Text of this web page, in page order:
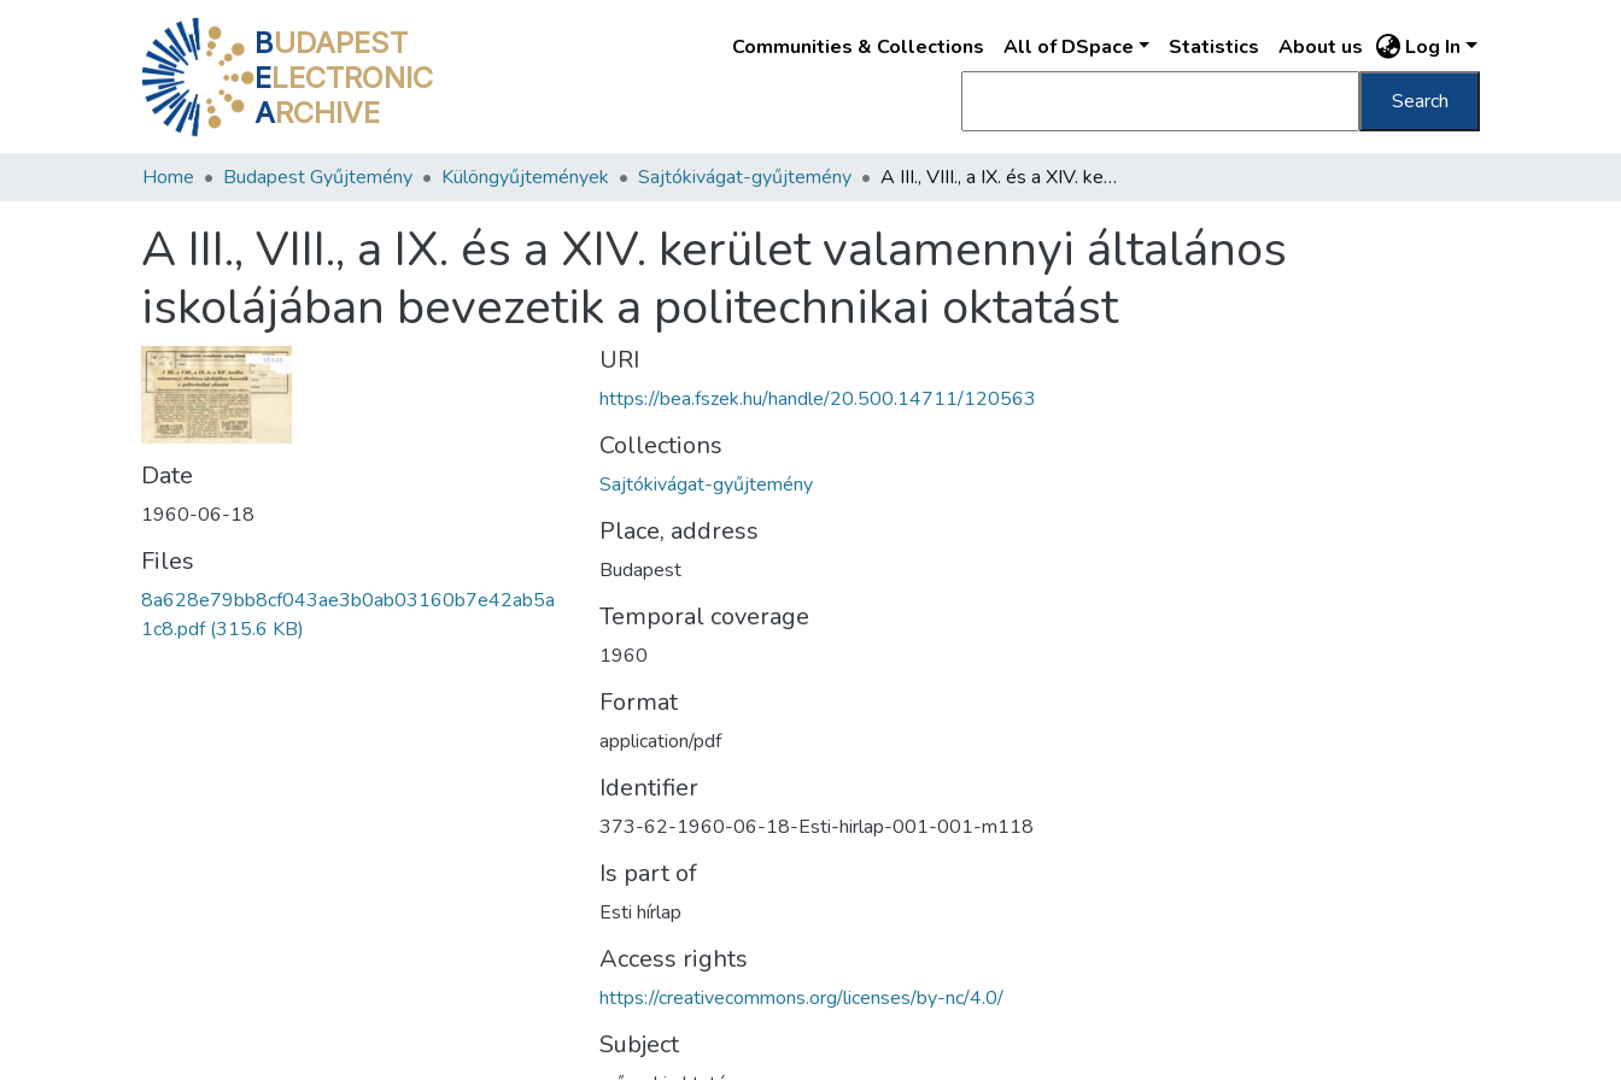
BUDAPEST
ELECTRONIC
ARCHIVE
Communities & Collections All of DSpace Statistics About us Log In
Search
Home Budapest Gyűjtemény Különgyűjtemények Sajtókivágat-gyűjtemény A III., VIII., a IX. és a XIV. kerület valamennyi általános iskolájában bevezetik a politechnikai oktatást
A III., VIII., a IX. és a XIV. kerület valamennyi általános
iskolájában bevezetik a politechnikai oktatást
Date
1960-06-18
Files
8a628e79bb8cf043ae3b0ab03160b7e42ab5a
1c8.pdf(315.6 KB)
URI
https://bea.fszek.hu/handle/20.500.14711/120563
Collections
Sajtókivágat-gyűjtemény
Place, address
Budapest
Temporal coverage
1960
Format
application/pdf
Identifier
373-62-1960-06-18-Esti-hirlap-001-001-m118
Is part of
Esti hírlap
Access rights
https://creativecommons.org/licenses/by-nc/4.0/
Subject